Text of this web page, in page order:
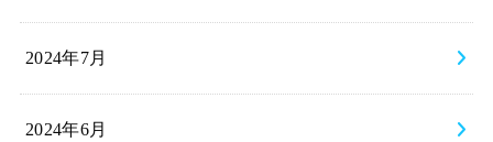
2024年7月
2024年6月